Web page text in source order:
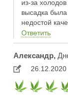
из-за
высадка
недостой
Ответить
Александр,
26.12.2020